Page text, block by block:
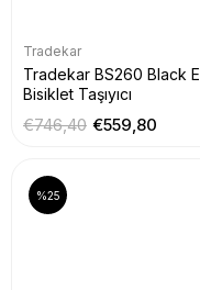
Tradekar
Tradekar BS260 Black
Bisiklet Taşıyıcı
€559,80
€746,40
%25